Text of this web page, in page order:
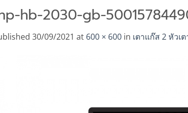
hb-2030-gb-
30/09/2021 at 600 × 600 in เตาแก๊ส 2 หัวเ